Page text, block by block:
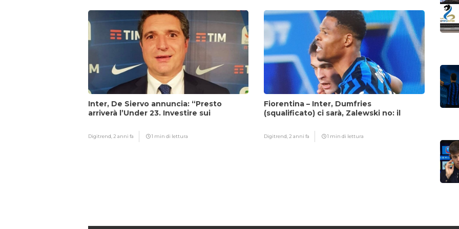
Inter, De Siervo annuncia: “Presto
arriverà l’Under 23. Investire sui
Digitrend,2 anni fa 1 min di lettura
Fiorentina – Inter, Dumfries
(squalificato) ci sarà, Zalewski no: il
Digitrend,2 anni fa 1 min di lettura